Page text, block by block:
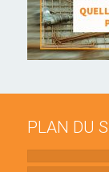
PLAN DU